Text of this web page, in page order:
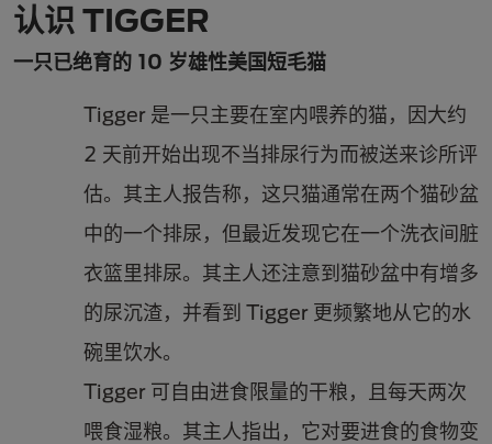
认识 TIGGER
一只已绝育的 10 岁雄性美国短毛猫
Tigger 是一只主要在室内喂养的猫，因大约
2 天前开始出现不当排尿行为而被送来诊所评
估。其主人报告称，这只猫通常在两个猫砂盆
中的一个排尿，但最近发现它在一个洗衣间脏
衣篮里排尿。其主人还注意到猫砂盆中有增多
的尿沉渣，并看到 Tigger 更频繁地从它的水
碗里饮水。
Tigger 可自由进食限量的干粮，且每天两次
喂食湿粮。其主人指出，它对要进食的食物变